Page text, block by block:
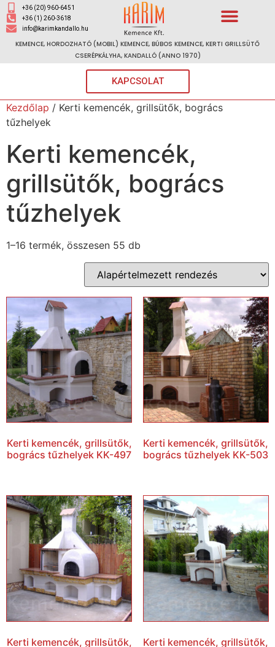
+36 (20) 960-6451
+36 (1) 260-3618
info@karimkandallo.hu
KEMENCE, HORDOZHATÓ (MOBIL) KEMENCE, BÚBOS KEMENCE, KERTI GRILLSÜTŐ
CSERÉPKÁLYHA, KANDALLÓ (ANNO 1970)
KAPCSOLAT
Kezdőlap / Kerti kemencék, grillsütők, bogrács
tűzhelyek
Kerti kemencék,
grillsütők, bogrács
tűzhelyek
1–16 termék, összesen 55 db
Kerti kemencék, grillsütők,
bogrács tűzhelyek KK-497
Kerti kemencék, grillsütők,
bogrács tűzhelyek KK-503
Kerti kemencék, grillsütők,
Kerti kemencék, grillsütők,